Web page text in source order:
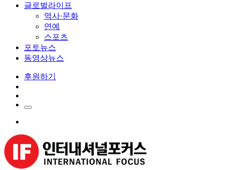
글로벌라이프
역사·문화
연예
스포츠
포토뉴스
동영상뉴스
후원하기